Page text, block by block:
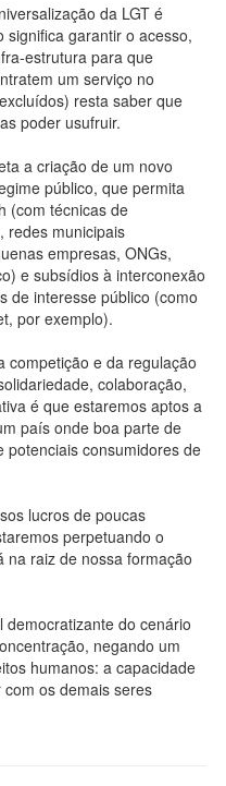
da LGT é
significa garantir o acesso,
estrutura para que
um serviço no
resta saber que
poder usufruir.
a criação de um novo
público, que permita
(com técnicas de
redes municipais
empresas, ONGs,
e subsídios à interconexão
de interesse público (como
por exemplo).
competição e da regulação
colaboração,
é que estaremos aptos a
país onde boa parte de
consumidores de
lucros de poucas
perpetuando o
na raiz de nossa formação
do cenário
negando um
humanos: a capacidade
os demais seres